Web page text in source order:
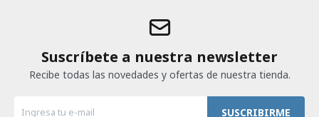
Suscríbete a nuestra newsletter
Recibe todas las novedades y ofertas de nuestra tienda.
SUSCRIBIRME